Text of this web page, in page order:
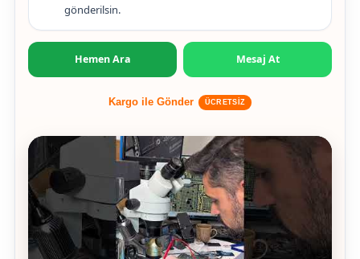
gönderilsin.
Hemen Ara Mesaj At
Kargo ile Gönder ÜCRETSİZ